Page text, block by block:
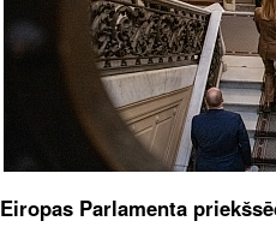
Eiropas Parlamenta